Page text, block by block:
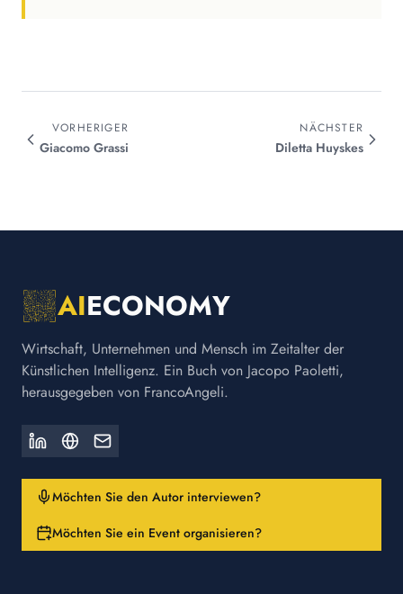
VORHERIGER
Giacomo Grassi
NÄCHSTER
Diletta Huyskes
AIECONOMY
Wirtschaft, Unternehmen und Mensch im Zeitalter der
Künstlichen Intelligenz. Ein Buch von Jacopo Paoletti,
herausgegeben von FrancoAngeli.
Möchten Sie den Autor interviewen?
Möchten Sie ein Event organisieren?